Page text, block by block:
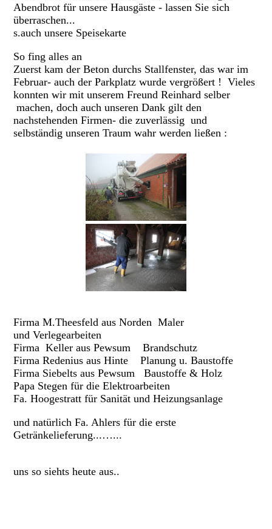
Abendbrot für unsere Hausgäste - lassen Sie sich
überraschen...
s.auch unsere Speisekarte
So fing alles an
Zuerst kam der Beton durchs Stallfenster, das war im
Februar- auch der Parkplatz wurde vergrößert ! Vieles
konnten wir mit unserem Freund Reinhard selber
machen, doch auch unseren Dank gilt den
nachstehenden Firmen- die zuverlässig und
selbständig unseren Traum wahr werden ließen :
Firma M.Theesfeld aus Norden Maler
und Verlegearbeiten
Firma Keller aus Pewsum Brandschutz
Firma Redenius aus Hinte Planung u. Baustoffe
Firma Siebelts aus Pewsum Baustoffe & Holz
Papa Stegen für die Elektroarbeiten
Fa. Hoogestratt für Sanität und Heizungsanlage
und natürlich Fa. Ahlers für die erste
Getränkelieferung...…...
uns so siehts heute aus..